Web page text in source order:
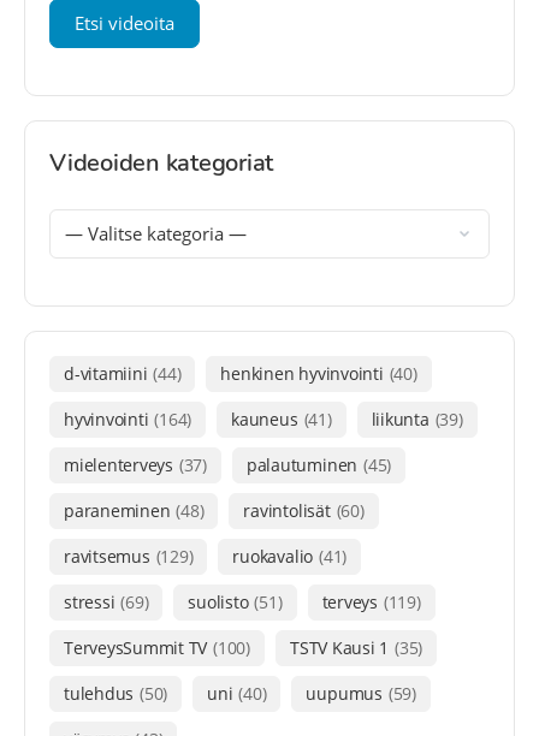
Videoiden kategoriat
d-vitamiini (44) henkinen hyvinvointi (40)
hyvinvointi (164) kauneus (41) liikunta (39)
mielenterveys (37) palautuminen (45)
paraneminen (48) ravintolisät (60)
ravitsemus (129) ruokavalio (41)
stressi (69) suolisto (51) terveys (119)
TerveysSummit TV (100) TSTV Kausi 1 (35)
tulehdus (50) uni (40) uupumus (59)